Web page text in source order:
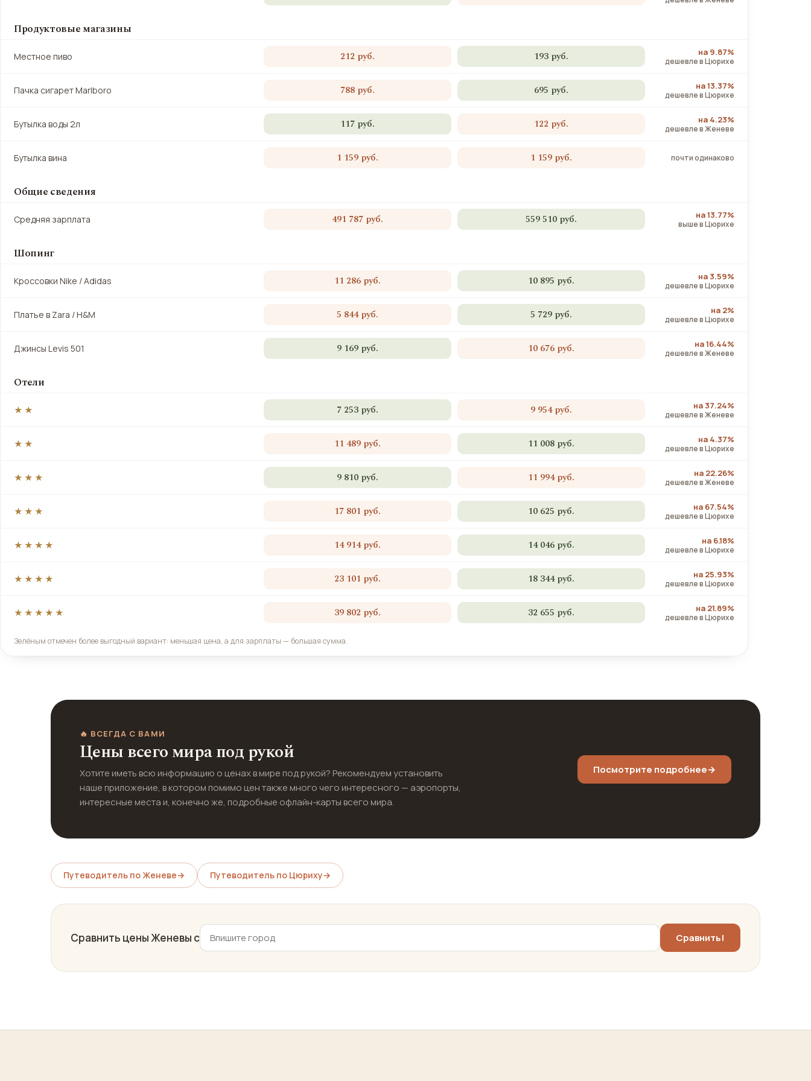
Продуктовые магазины
Местное пиво 212 руб. 193 руб. на 9.87%
дешевле в Цюрихе
Пачка сигарет Marlboro 788 руб. 695 руб. на 13.37%
дешевле в Цюрихе
Бутылка воды 2л 117 руб. 122 руб. на 4.23%
дешевле в Женеве
Бутылка вина 1 159 руб. 1 159 руб. почти одинаково
Общие сведения
Средняя зарплата 491 787 руб. 559 510 руб. на 13.77%
выше в Цюрихе
Шопинг
Кроссовки Nike / Adidas 11 286 руб. 10 895 руб. на 3.59%
дешевле в Цюрихе
Платье в Zara / H&M 5 844 руб. 5 729 руб. на 2%
дешевле в Цюрихе
Джинсы Levis 501 9 169 руб. 10 676 руб. на 16.44%
дешевле в Женеве
Отели
★★ 7 253 руб. 9 954 руб. на 37.24%
дешевле в Женеве
★★ 11 489 руб. 11 008 руб. на 4.37%
дешевле в Цюрихе
★★★ 9 810 руб. 11 994 руб. на 22.26%
дешевле в Женеве
★★★ 17 801 руб. 10 625 руб. на 67.54%
дешевле в Цюрихе
★★★★ 14 914 руб. 14 046 руб. на 6.18%
дешевле в Цюрихе
★★★★ 23 101 руб. 18 344 руб. на 25.93%
дешевле в Цюрихе
★★★★★ 39 802 руб. 32 655 руб. на 21.89%
дешевле в Цюрихе
Зелёным отмечен более выгодный вариант: меньшая цена, а для зарплаты — большая сумма.
🔥 ВСЕГДА С ВАМИ
Цены всего мира под рукой
Хотите иметь всю информацию о ценах в мире под рукой? Рекомендуем установить
наше приложение, в котором помимо цен также много чего интересного — аэропорты,
интересные места и, конечно же, подробные офлайн-карты всего мира.
Посмотрите подробнее→
Путеводитель по Женеве→ Путеводитель по Цюриху→
Сравнить цены Женевы с